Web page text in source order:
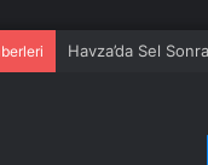
Havza’da Sel